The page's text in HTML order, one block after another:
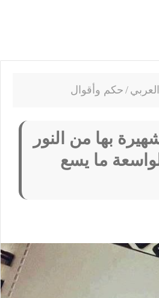
/ حكم وأقوال
بها من النور
ما يسع